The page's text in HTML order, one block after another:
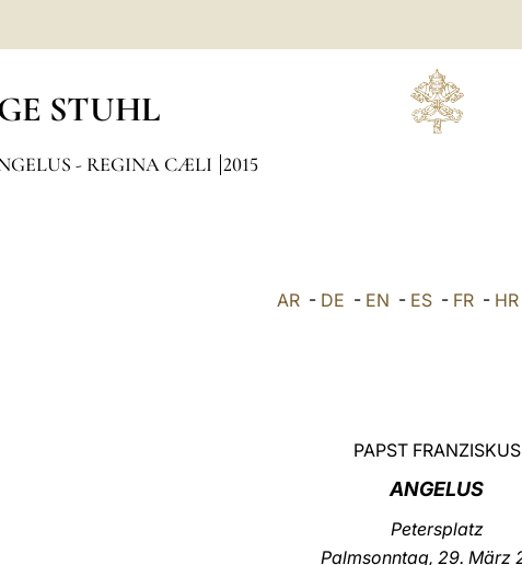
STUHL
- REGINA CÆLI 2015
AR- DE - EN - ES- FR- HR
PAPST FRANZISKUS
ANGELUS
Petersplatz
Palmsonntag, 29. März